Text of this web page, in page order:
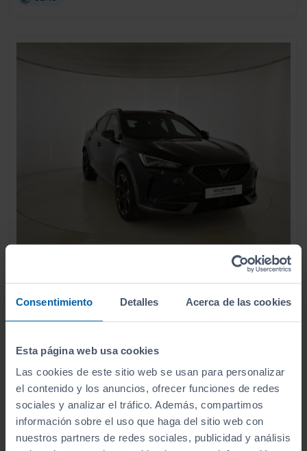
Consentimiento Detalles Acerca de las cookies
Esta página web usa cookies
Las cookies de este sitio web se usan para personalizar
el contenido y los anuncios, ofrecer funciones de redes
sociales y analizar el tráfico. Además, compartimos
información sobre el uso que haga del sitio web con
nuestros partners de redes sociales, publicidad y análisis
1.4 E HYBRID 180KW (245 CV) VZ DSG
41.678
2022
26.990 €
CERO